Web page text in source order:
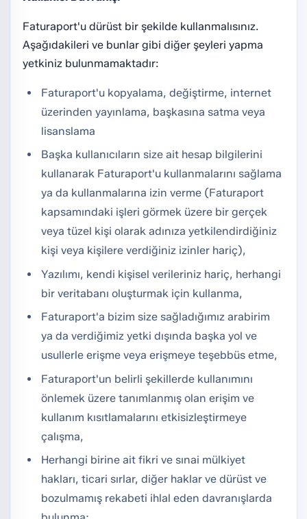
Faturaport'u dürüst bir şekilde kullanmalısınız.
Aşağıdakileri ve bunlar gibi diğer şeyleri yapma
yetkiniz bulunmamaktadır:
Faturaport'u kopyalama, değiştirme, internet
üzerinden yayınlama, başkasına satma veya
lisanslama
Başka kullanıcıların size ait hesap bilgilerini
kullanarak Faturaport'u kullanmalarını sağlama
ya da kullanmalarına izin verme (Faturaport
kapsamındaki işleri görmek üzere bir gerçek
veya tüzel kişi olarak adınıza yetkilendirdiğiniz
kişi veya kişilere verdiğiniz izinler hariç),
Yazılımı, kendi kişisel verileriniz hariç, herhangi
bir veritabanı oluşturmak için kullanma,
Faturaport'a bizim size sağladığımız arabirim
ya da verdiğimiz yetki dışında başka yol ve
usullerle erişme veya erişmeye teşebbüs etme,
Faturaport'un belirli şekillerde kullanımını
önlemek üzere tanımlanmış olan erişim ve
kullanım kısıtlamalarını etkisizleştirmeye
çalışma,
Herhangi birine ait fikri ve sınai mülkiyet
hakları, ticari sırlar, diğer haklar ve dürüst ve
bozulmamış rekabeti ihlal eden davranışlarda